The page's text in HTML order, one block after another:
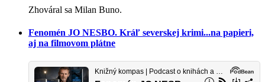
Zhováral sa Milan Buno.
Fenomén JO NESBO. Kráľ severskej krimi...na papieri,
aj na filmovom plátne